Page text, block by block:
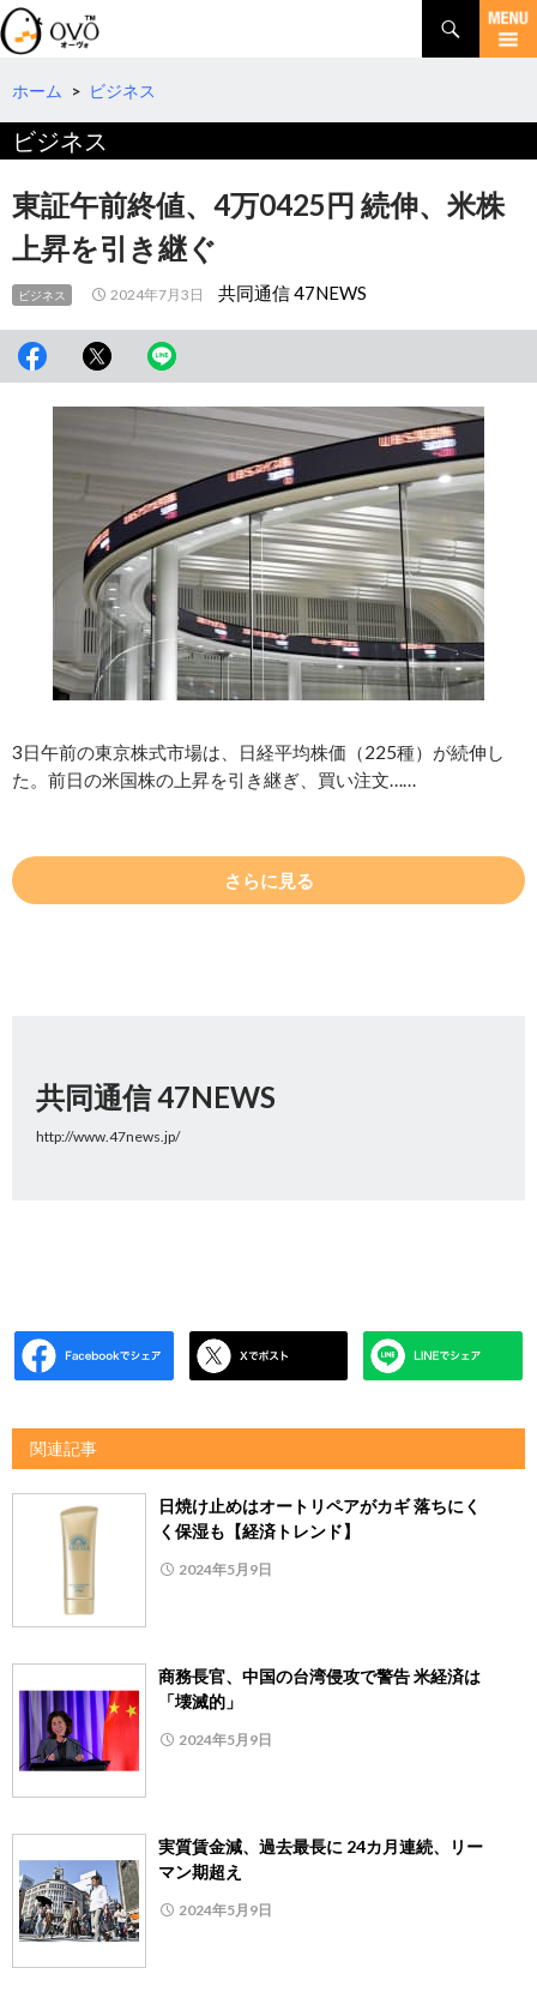
検
索
コ
テ
へ
移
動
ホーム > ビジネス
ビジネス
東証午前終値、4万0425円 続伸、米株
上昇を引き継ぐ
ビジネス 2024年7月3日 共同通信 47NEWS
3日午前の東京株式市場は、日経平均株価（225種）が続伸し
た。前日の米国株の上昇を引き継ぎ、買い注文……
さらに見る
共同通信 47NEWS
http://www.47news.jp/
関連記事
日焼け止めはオートリペアがカギ 落ちにく
く保湿も【経済トレンド】
2024年5月9日
商務長官、中国の台湾侵攻で警告 米経済は
「壊滅的」
2024年5月9日
実質賃金減、過去最長に 24カ月連続、リー
マン期超え
2024年5月9日